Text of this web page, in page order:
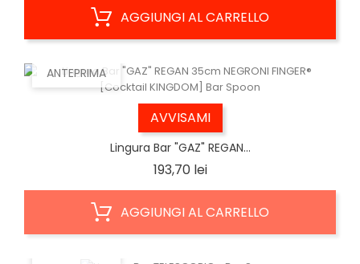
AGGIUNGI AL CARRELLO
ANTEPRIMA
AVVISAMI
Lingura Bar "GAZ" REGAN...
193,70 leiPrezzo
AGGIUNGI AL CARRELLO